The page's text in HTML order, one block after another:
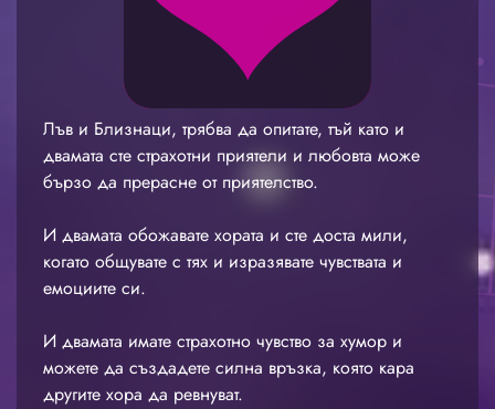
Лъв и Близнаци, трябва да опитате, тъй като и
двамата сте страхотни приятели и любовта може
бързо да прерасне от приятелство.
И двамата обожавате хората и сте доста мили,
когато общувате с тях и изразявате чувствата и
емоциите си.
И двамата имате страхотно чувство за хумор и
можете да създадете силна връзка, която кара
другите хора да ревнуват.